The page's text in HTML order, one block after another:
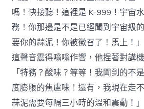
嗎！快接聽！這裡是 K-999！宇宙
務！你那邊是不是已經聞到宇宙級
要你的蒜泥！你被徵召了！馬上！
這聲音震得嗡嗡作響，他捏著對講
「特務？酸味？等等！我聞到的不
度膨脹的焦慮味！還有，我現在走
蒜泥需要每隔三小時的溫和震動！